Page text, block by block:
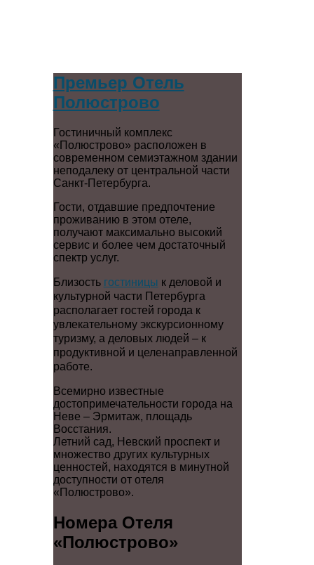
Премьер Отель
Полюстрово
Гостиничный комплекс
«Полюстрово» расположен в
современном семиэтажном здании
неподалеку от центральной части
Санкт-Петербурга.
Гости, отдавшие предпочтение
проживанию в этом отеле,
получают максимально высокий
сервис и более чем достаточный
спектр услуг.
Близость гостиницы к деловой и
культурной части Петербурга
располагает гостей города к
увлекательному экскурсионному
туризму, а деловых людей – к
продуктивной и целенаправленной
работе.
Всемирно известные
достопримечательности города на
Неве – Эрмитаж, площадь
Восстания.
Летний сад, Невский проспект и
множество других культурных
ценностей, находятся в минутной
доступности от отеля
«Полюстрово».
Номера Отеля
«Полюстрово»